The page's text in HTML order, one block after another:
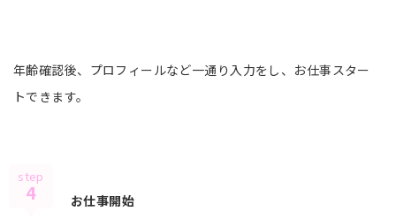
年齢確認後、プロフィールなど一通り入力をし、お仕事スター
トできます。
step
4 お仕事開始